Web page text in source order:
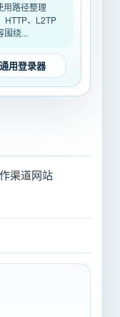
用路径整理
HTTP、L2TP
围绕...
通用登录器
渠道网站